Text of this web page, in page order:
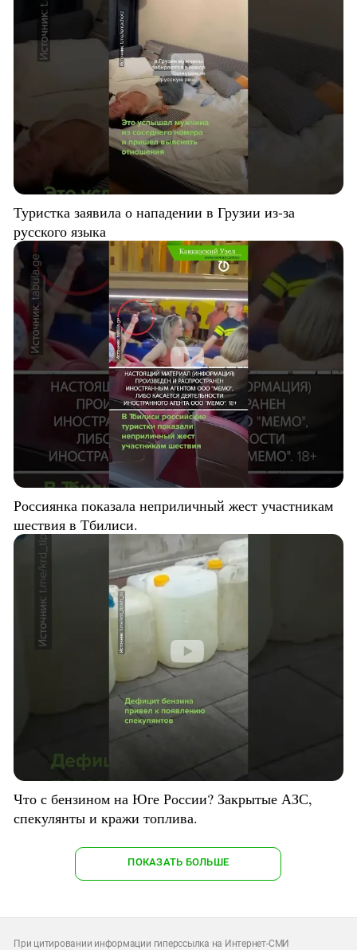
Туристка заявила о нападении в Грузии из-за
русского языка
Россиянка показала неприличный жест участникам
шествия в Тбилиси.
Что с бензином на Юге России? Закрытые АЗС,
спекулянты и кражи топлива.
ПОКАЗАТЬ БОЛЬШЕ
При цитировании информации гиперссылка на Интернет-СМИ